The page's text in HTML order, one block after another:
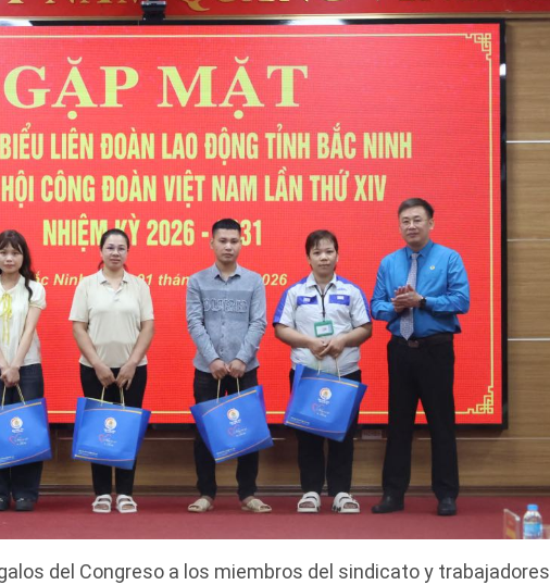
del Congreso a los miembros del sindicato y trabajadores